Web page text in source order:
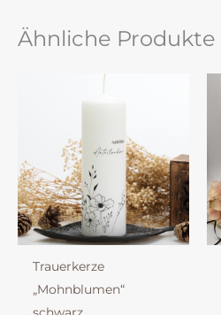
Ähnliche Produkte
Trauerkerze
„Mohnblumen“